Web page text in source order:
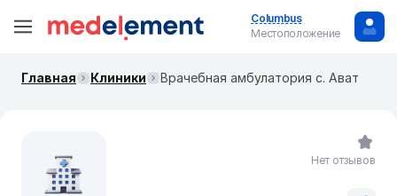
Columbus
Местоположение
Главная Клиники Врачебная амбулатория с. Ават
Нет отзывов